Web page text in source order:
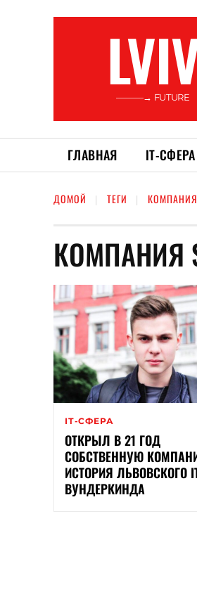
———→ FUTURE
ГЛАВНАЯ ІТ-СФЕРА
ДОМОЙ ТЕГИ КОМПАНИЯ
КОМПАНИЯ
ІТ-СФЕРА
ОТКРЫЛ В 21 ГОД
СОБСТВЕННУЮ
ИСТОРИЯ ЛЬВОВСКОГО
ВУНДЕРКИНДА